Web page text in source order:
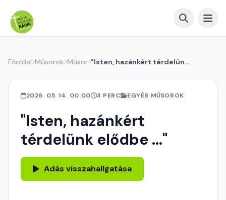
Főoldal Műsorok Műsor "Isten, hazánkért térdelünk elődbe ..."
2026. 05. 14. 00:00 3 PERC EGYÉB MŰSOROK
"Isten, hazánkért
térdelünk elődbe ..."
Adás visszahallgatása